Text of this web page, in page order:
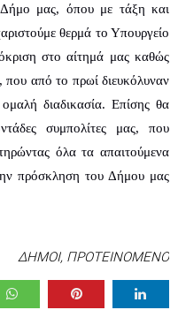
Δήμο μας, όπου με τάξη και
θερμά το Υπουργείο
στο αίτημά μας καθώς
που από το πρωί διευκόλυναν
διαδικασία. Επίσης θα
συμπολίτες μας, που
όλα τα απαιτούμενα
πρόσκληση του Δήμου μας
ΔΗΜΟΙ, ΠΡΟΤΕΙΝΟΜΕΝΟ